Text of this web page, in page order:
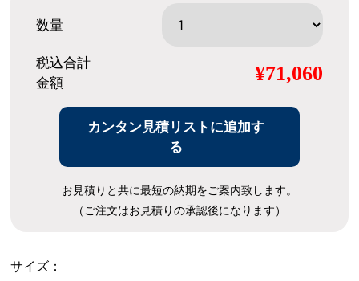
数量
税込合計
金額
¥71,060
カンタン見積リストに追加す
る
お見積りと共に最短の納期をご案内致します。
（ご注文はお見積りの承認後になります）
サイズ：